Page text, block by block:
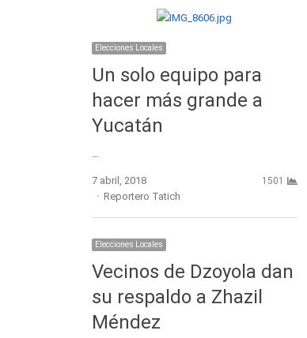
Elecciones Locales
Un solo equipo para
hacer más grande a
Yucatán
7 abril, 2018
Author
Reportero Tatich
1501
Elecciones Locales
Vecinos de Dzoyola dan
su respaldo a Zhazil
Méndez